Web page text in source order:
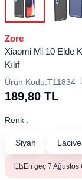
Zore
Xiaomi Mi 10 Elde
Kılıf
Ürün Kodu:T11834
189,80 TL
Renk :
Siyah
En geç 7